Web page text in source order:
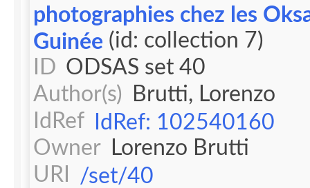
photographies chez les
Guinée (id: collection 7)
ID ODSAS set 40
Author(s)
Brutti, Lorenzo
IdRef
IdRef: 102540160
Owner
Lorenzo Brutti
URI
/set/40